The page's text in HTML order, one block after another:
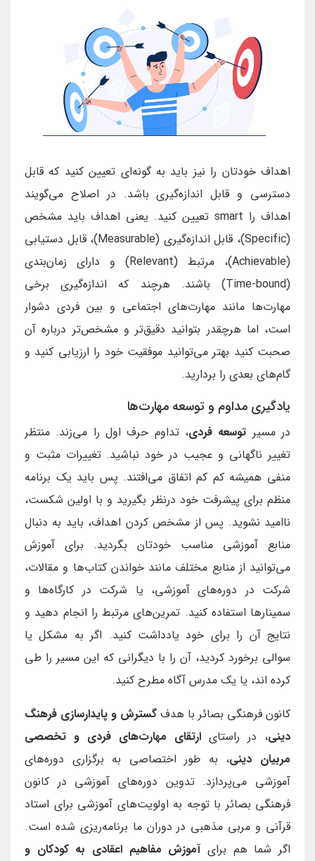
اهداف خودتان را نیز باید به گونه‌ای تعیین کنید که قابل
دسترسی و قابل اندازه‌گیری باشد. در اصلاح می‌گویند
اهداف را smart تعیین کنید. یعنی اهداف باید مشخص
(Specific)، قابل اندازه‌گیری (Measurable)، قابل دستیابی
(Achievable)، مرتبط (Relevant) و دارای زمان‌بندی
(Time-bound) باشند. هرچند که اندازه‌گیری برخی
مهارت‌ها مانند مهارت‌های اجتماعی و بین فردی دشوار
است، اما هرچقدر بتوانید دقیق‌تر و مشخص‌تر درباره آن
صحبت کنید بهتر می‌توانید موفقیت خود را ارزیابی کنید و
گام‌های بعدی را بردارید.
یادگیری مداوم و توسعه مهارت‌ها
در مسیر توسعه فردی، تداوم حرف اول را می‌زند. منتظر
تغییر ناگهانی و عجیب در خود نباشید. تغییرات مثبت و
منفی همیشه کم کم اتفاق می‌افتند. پس باید یک برنامه
منظم برای پیشرفت خود درنظر بگیرید و با اولین شکست،
ناامید نشوید. پس از مشخص کردن اهداف، باید به دنبال
منابع آموزشی مناسب خودتان بگردید. برای آموزش
می‌توانید از منابع مختلف مانند خواندن کتاب‌ها و مقالات،
شرکت در دوره‌های آموزشی، یا شرکت در کارگاه‌ها و
سمینارها استفاده کنید. تمرین‌های مرتبط را انجام دهید و
نتایج آن را برای خود یادداشت کنید. اگر به مشکل یا
سوالی برخورد کردید، آن را با دیگرانی که این مسیر را طی
کرده اند، یا یک مدرس آگاه مطرح کنید.
کانون فرهنگی بصائر با هدف گسترش و پایدارسازی فرهنگ
دینی، در راستای ارتقای مهارت‌های فردی و تخصصی
مربیان دینی، به طور اختصاصی به برگزاری دوره‌های
آموزشی می‌پردازد. تدوین دوره‌های آموزشی در کانون
فرهنگی بصائر با توجه به اولویت‌های آموزشی برای استاد
قرآنی و مربی مذهبی در دوران ما برنامه‌ریزی شده است.
اگر شما هم برای آموزش مفاهیم اعقادی به کودکان و